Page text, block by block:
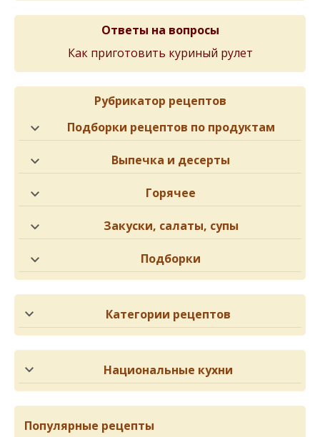
Ответы на вопросы
Как приготовить куриный рулет
Рубрикатор рецептов
Подборки рецептов по продуктам
Выпечка и десерты
Горячее
Закуски, салаты, супы
Подборки
Категории рецептов
Национальные кухни
Популярные рецепты